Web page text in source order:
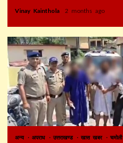
Vinay Kainthola 2 months ago
अन्य अपराध उत्तराखण्ड खास खबर चमोली